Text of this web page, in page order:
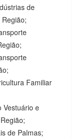
de
Familiar
Vestuário e
de Palmas;